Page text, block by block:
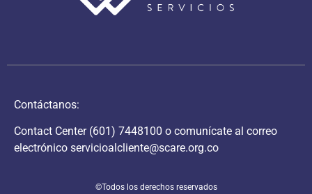
Contáctanos:
Contact Center (601) 7448100 o comunícate al correo
electrónico servicioalcliente@scare.org.co
©Todos los derechos reservados